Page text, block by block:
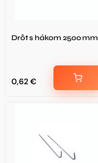
Drôt s hákom 2500 mm
0,62€